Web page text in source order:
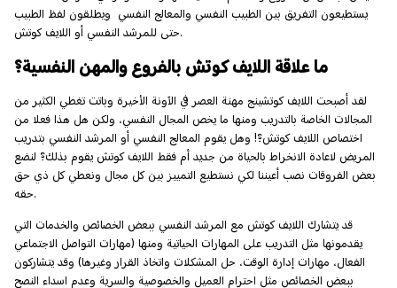
يستطيعون التفريق بين الطبيب النفسي والمعالج النفسي ويطلقون لفظ الطبيب
حتى للمرشد النفسي أو اللايف كوتش.
لقد أصبحت اللايف كوتشينج مهنة العصر في الآونة الأخيرة وباتت تغطي الكثير من
المجالات الخاصة بالتدريب ومنها ما يخص المجال النفسي، ولكن هل هذا فعلا من
اختصاص اللايف كوتش؟! وهل يقوم المعالج النفسي أو المرشد النفسي بتدريب
المريض لاعادة الانخراط بالحياة من جديد أم فقط اللايف كوتش يقوم بذلك؟ لنضع
بعض الفروقات نصب أعيننا لكي نستطيع التمييز بين كل مجال ونعطي كل ذي حق
حقه.
قد يتشارك اللايف كوتش مع المرشد النفسي ببعض الخصائص والخدمات التي
يقدمونها مثل التدريب على المهارات الحياتية ومنها (مهارات التواصل الاجتماعي
الفعال، مهارات إدارة الوقت، حل المشكلات واتخاذ القرار وغيرها) وقد يتشاركون
ببعض الخصائص مثل احترام العميل والخصوصية والسرية وعدم اسداء النصح